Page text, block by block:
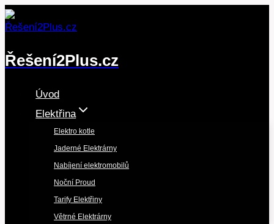
Přeskočit
na
Řešení2Plus.cz
Úvod
Elektřina
Elektro kotle
Jaderné Elektrárny
Nabíjení elektromobilů
Noční Proud
Tarify Elektřiny
Větrné Elektrárny